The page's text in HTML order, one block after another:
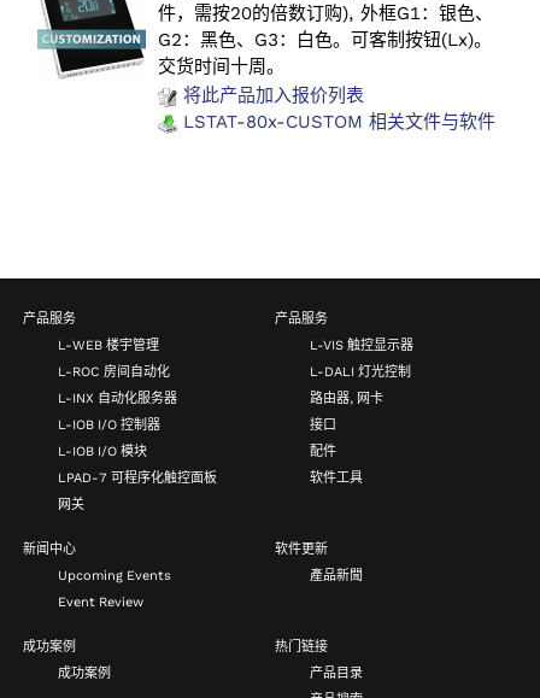
件，需按20的倍数订购), 外框G1：银色、
G2：黑色、G3：白色。可客制按钮(Lx)。
交货时间十周。
将此产品加入报价列表
LSTAT-80x-CUSTOM 相关文件与软件
产品服务
L-WEB 楼宇管理
L-ROC 房间自动化
L-INX 自动化服务器
L-IOB I/O 控制器
L-IOB I/O 模块
LPAD-7 可程序化触控面板
网关
产品服务
L-VIS 触控显示器
L-DALI 灯光控制
路由器, 网卡
接口
配件
软件工具
新闻中心
Upcoming Events
Event Review
软件更新
產品新聞
成功案例
成功案例
热门链接
产品目录